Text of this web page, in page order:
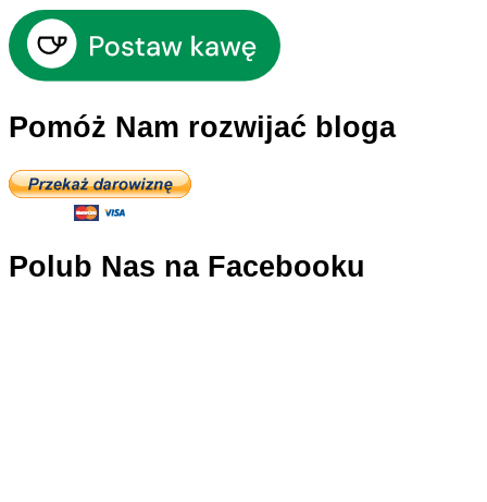
Pomóż Nam rozwijać bloga
Polub Nas na Facebooku